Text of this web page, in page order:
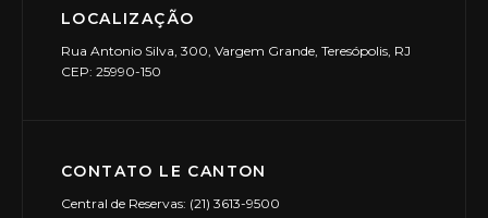
LOCALIZAÇÃO
Rua Antonio Silva, 300, Vargem Grande, Teresópolis, RJ
CEP: 25990-150
CONTATO LE CANTON
Central de Reservas: (21) 3613-9500